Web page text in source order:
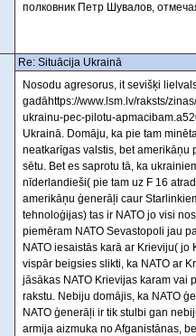
полковник Петр Шувалов,
Re: Situācija Ukrainā
Nosodu agresorus, it sevišķi
gadāhttps://www.lsm.lv/raksts/
ukrainu-pec-pilotu-
Ukrainā. Domāju, ka pie tam
neatkarīgas valstis, bet amerikāņu
sētu. Bet es saprotu tā, ka
nīderlandieši( pie tam uz F 16
amerikāņu ģenerāļi caur
tehnoloģijas) tas ir NATO jo visi
piemēram NATO Sevastopoli jau
NATO iesaistās karā ar Krieviju(
vispār beigsies slikti, ka NATO ar
jāsākas NATO Krievijas karam vai
rakstu. Nebiju domājis, ka NATO
NATO ģenerāļi ir tik stulbi gan
armija aizmuka no Afganistānas,